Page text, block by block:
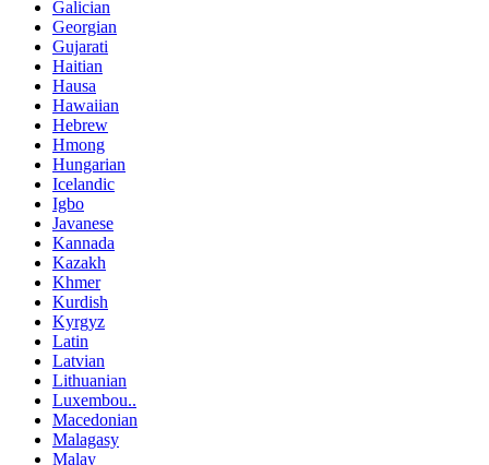
Galician
Georgian
Gujarati
Haitian
Hausa
Hawaiian
Hebrew
Hmong
Hungarian
Icelandic
Igbo
Javanese
Kannada
Kazakh
Khmer
Kurdish
Kyrgyz
Latin
Latvian
Lithuanian
Luxembou..
Macedonian
Malagasy
Malay